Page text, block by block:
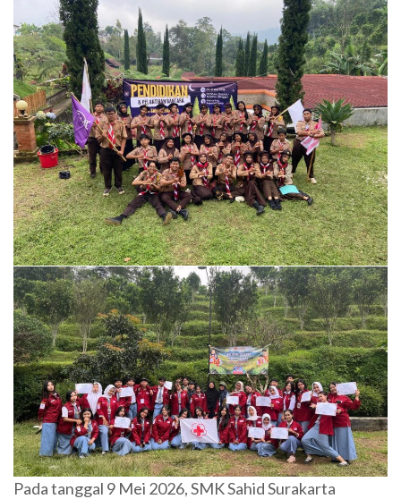
Pada tanggal 9 Mei 2026, SMK Sahid Surakarta